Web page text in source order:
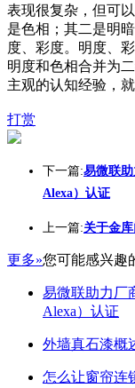
表现很复杂，但可
是色相；其二是明
度、彩度。明度、
明度和色相合并为
主观的认知经验，
打赏
下一篇:易微联
Alexa）认证
上一篇:关于金
更多»您可能感兴趣
易微联助力厂
Alexa）认证
外墙真石漆概
怎么让窗帘连